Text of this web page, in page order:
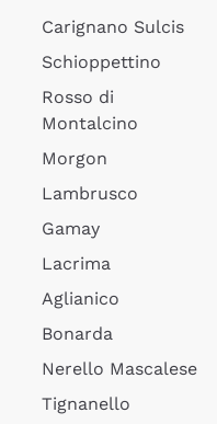
Carignano Sulcis
Schioppettino
Rosso di
Montalcino
Morgon
Lambrusco
Gamay
Lacrima
Aglianico
Bonarda
Nerello Mascalese
Tignanello